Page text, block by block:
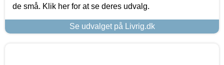
de små. Klik her for at se deres udvalg.
Se udvalget på Livrig.dk